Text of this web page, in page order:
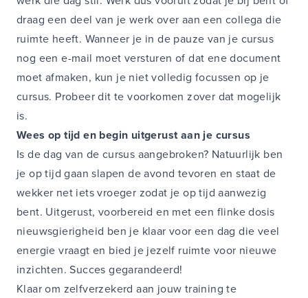
draag een deel van je werk over aan een collega die
ruimte heeft. Wanneer je in de pauze van je cursus
nog een e-mail moet versturen of dat ene document
moet afmaken, kun je niet volledig focussen op je
cursus. Probeer dit te voorkomen zover dat mogelijk
is.
Wees op tijd en begin uitgerust aan je cursus
Is de dag van de cursus aangebroken? Natuurlijk ben
je op tijd gaan slapen de avond tevoren en staat de
wekker net iets vroeger zodat je op tijd aanwezig
bent. Uitgerust, voorbereid en met een flinke dosis
nieuwsgierigheid ben je klaar voor een dag die veel
energie vraagt en bied je jezelf ruimte voor nieuwe
inzichten. Succes gegarandeerd!
Klaar om zelfverzekerd aan jouw training te